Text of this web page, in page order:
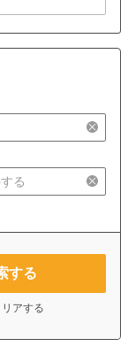
する
アする